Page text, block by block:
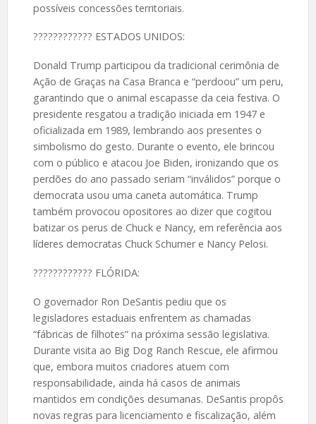
possíveis concessões territoriais.
????️???????? ESTADOS UNIDOS:
Donald Trump participou da tradicional cerimônia de
Ação de Graças na Casa Branca e “perdoou” um peru,
garantindo que o animal escapasse da ceia festiva. O
presidente resgatou a tradição iniciada em 1947 e
oficializada em 1989, lembrando aos presentes o
simbolismo do gesto. Durante o evento, ele brincou
com o público e atacou Joe Biden, ironizando que os
perdões do ano passado seriam “inválidos” porque o
democrata usou uma caneta automática. Trump
também provocou opositores ao dizer que cogitou
batizar os perus de Chuck e Nancy, em referência aos
líderes democratas Chuck Schumer e Nancy Pelosi.
????️???????? FLÓRIDA:
O governador Ron DeSantis pediu que os
legisladores estaduais enfrentem as chamadas
“fábricas de filhotes” na próxima sessão legislativa.
Durante visita ao Big Dog Ranch Rescue, ele afirmou
que, embora muitos criadores atuem com
responsabilidade, ainda há casos de animais
mantidos em condições desumanas. DeSantis propôs
novas regras para licenciamento e fiscalização, além